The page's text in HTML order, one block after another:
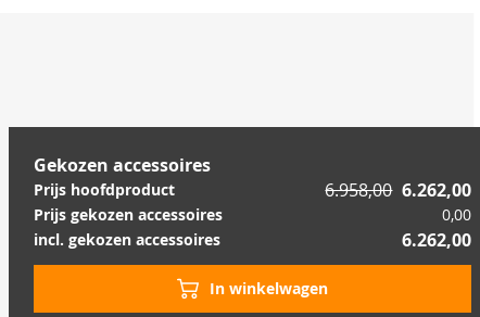
Gekozen accessoires
Prijs hoofdproduct 6.958,00 6.262,00
Prijs gekozen accessoires 0,00
6.262,00
incl. gekozen accessoires
In winkelwagen